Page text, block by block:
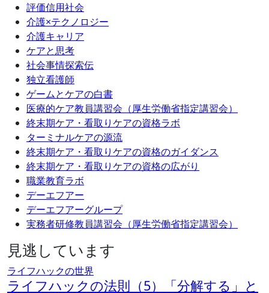
評価信用社会
介護×テクノロジー
介護キャリア
ケアと思考
社会事情探索伝
独立看護師
ゲームとケアの白書
医療的ケア教員講習会（厚生労働省指定講習会）
終末期ケア・看取りケアの資格ラボ
ターミナルケアの源流
終末期ケア・看取りケアの資格のガイダンス
終末期ケア・看取りケアの資格の広がり
職業教育ラボ
デーエフアー
デーエフアーグループ
実務者研修教員講習会（厚生労働省指定講習会）
見逃しています
ライフハックの世界
ライフハックの法則（5）「分解する」と